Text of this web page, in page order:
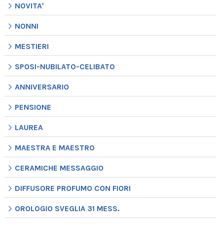
NOVITA'
NONNI
MESTIERI
SPOSI-NUBILATO-CELIBATO
ANNIVERSARIO
PENSIONE
LAUREA
MAESTRA E MAESTRO
CERAMICHE MESSAGGIO
DIFFUSORE PROFUMO CON FIORI
OROLOGIO SVEGLIA 31 MESS.